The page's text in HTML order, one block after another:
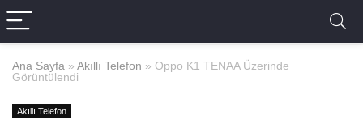
Ana Sayfa » Akıllı Telefon » Oppo K1 TENAA Üzerinde
Görüntülendi
Akıllı Telefon